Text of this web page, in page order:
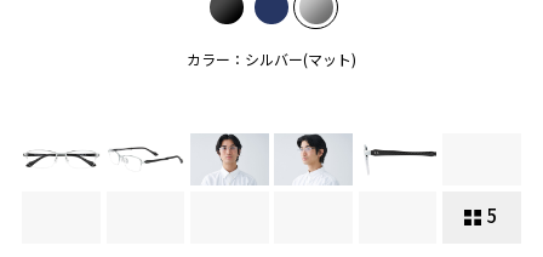
カラー：シルバー(マット)
5